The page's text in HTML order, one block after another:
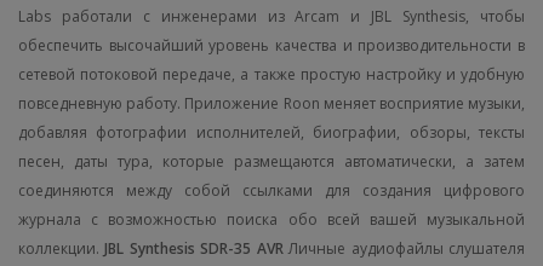
Labs работали с инженерами из Arcam и JBL Synthesis, чтобы
обеспечить высочайший уровень качества и производительности в
сетевой потоковой передаче, а также простую настройку и удобную
повседневную работу. Приложение Roon меняет восприятие музыки,
добавляя фотографии исполнителей, биографии, обзоры, тексты
песен, даты тура, которые размещаются автоматически, а затем
соединяются между собой ссылками для создания цифрового
журнала с возможностью поиска обо всей вашей музыкальной
коллекции. JBL Synthesis SDR-35 AVRЛичные аудиофайлы слушателя